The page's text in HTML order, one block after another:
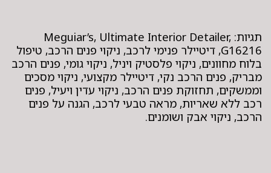
תגיות: Meguiar’s, Ultimate Interior Detailer,
G16216, דיטיילר פנימי לרכב, ניקוי פנים הרכב, טיפול
בלוח מחוונים, ניקוי פלסטיק ויניל, ניקוי גומי, פנים הרכב
מבריק, פנים הרכב נקי, דיטיילר מקצועי, ניקוי מסכים
וממשקים, תחזוקת פנים הרכב, ניקוי עדין ויעיל, פנים
רכב ללא שאריות, מראה טבעי לרכב, הגנה על פנים
הרכב, ניקוי אבק ושומנים.